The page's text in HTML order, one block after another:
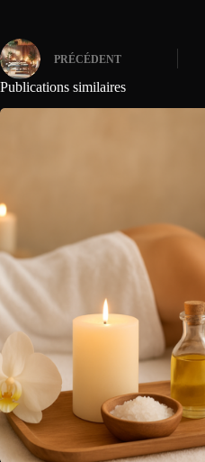
PRÉCÉDENT
Publications similaires